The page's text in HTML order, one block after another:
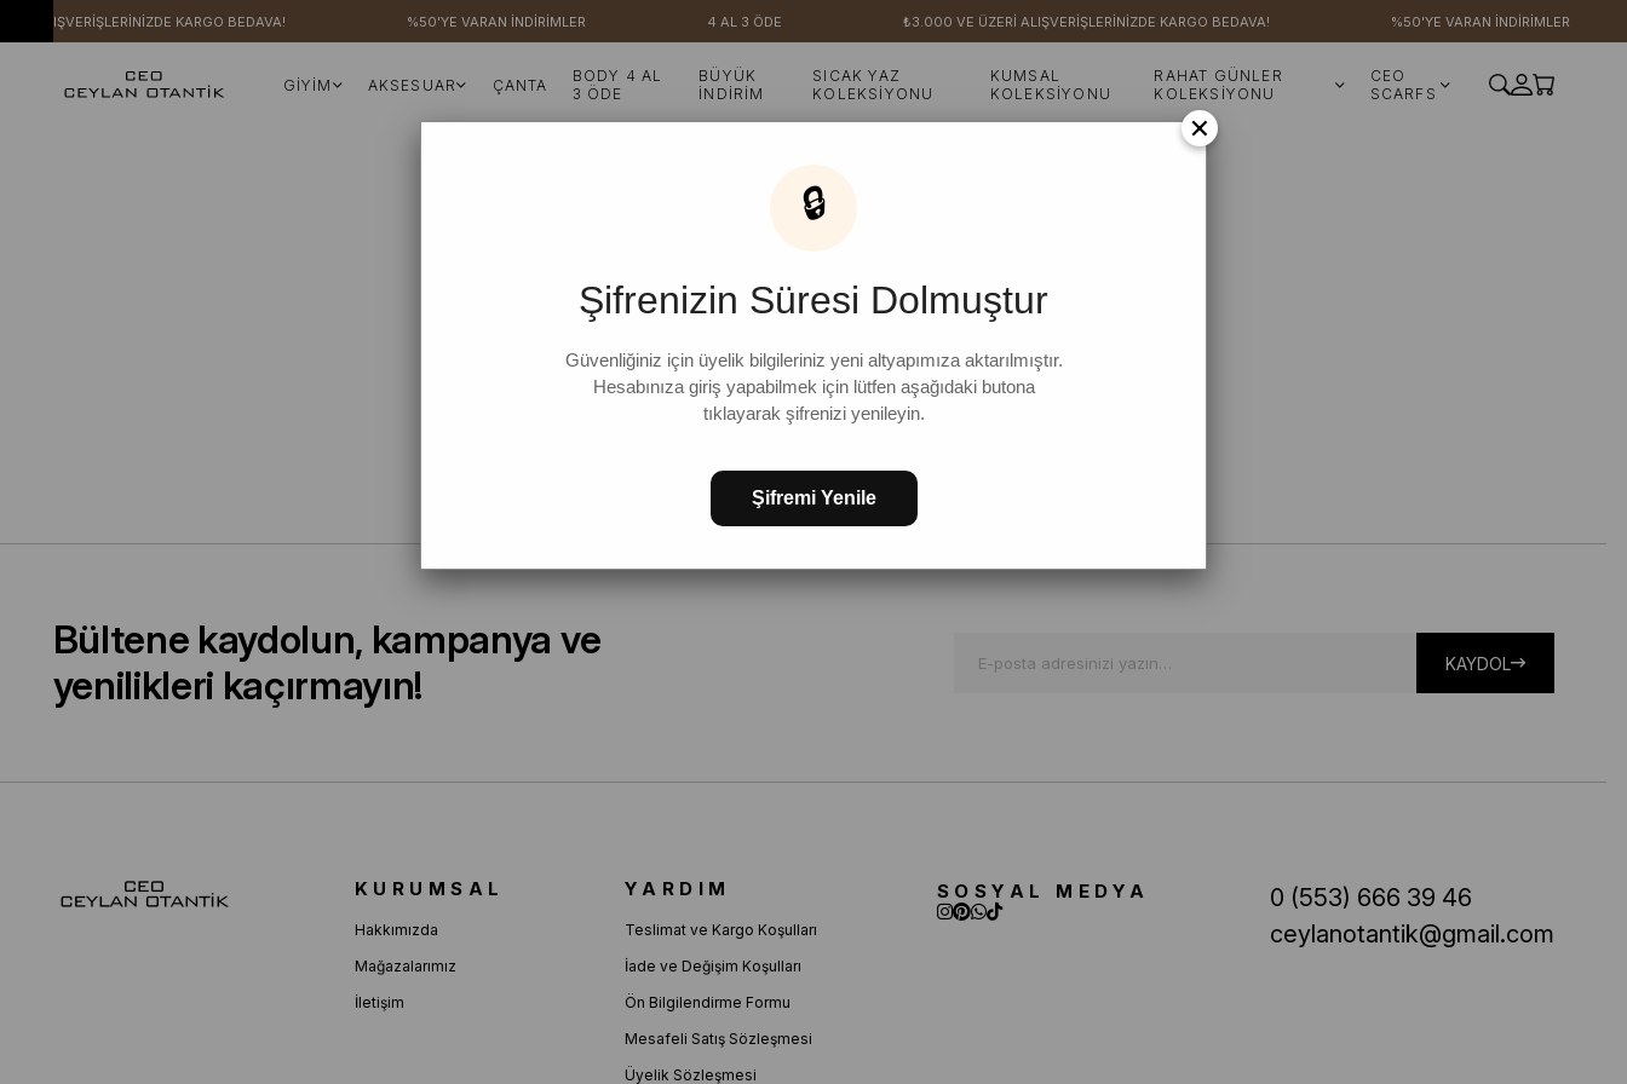
ALIŞVERİŞLERİNİZDE KARGO BEDAVA! %50'YE VARAN İNDİRİMLER 4 AL 3 ÖDE ₺3.000 VE ÜZERİ ALIŞVERİŞLERİNİZDE KARGO BEDAVA! %50'YE VARAN İNDİRİMLER
GİYİM AKSESUAR ÇANTA
BODY 4 AL
3 ÖDE
BÜYÜK
İNDİRİM
SICAK YAZ
KOLEKSİYONU
KUMSAL
KOLEKSİYONU
RAHAT GÜNLER
KOLEKSİYONU
CEO
SCARFS
Bültene kaydolun, kampanya ve
yenilikleri kaçırmayın!
KAYDOL
KURUMSAL
Hakkımızda
Mağazalarımız
İletişim
YARDIM
Teslimat ve Kargo Koşulları
İade ve Değişim Koşulları
Ön Bilgilendirme Formu
Mesafeli Satış Sözleşmesi
Üyelik Sözleşmesi
SOSYAL MEDYA
0 (553) 666 39 46
ceylanotantik@gmail.com
×
🔒
Şifrenizin Süresi Dolmuştur
Güvenliğiniz için üyelik bilgileriniz yeni altyapımıza aktarılmıştır.
Hesabınıza giriş yapabilmek için lütfen aşağıdaki butona
tıklayarak şifrenizi yenileyin.
Şifremi Yenile